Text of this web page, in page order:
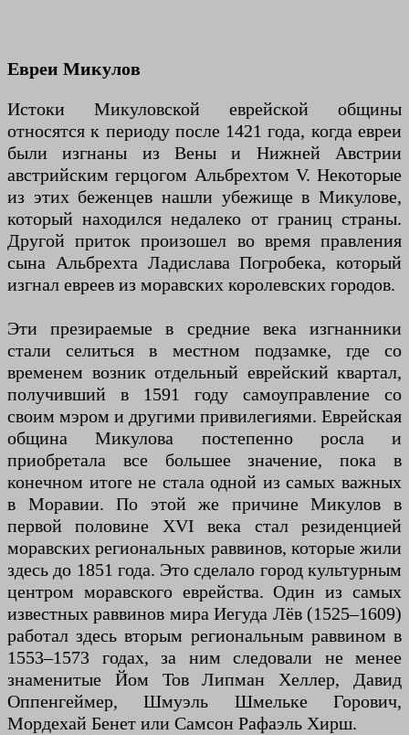
Евреи Микулов
Истоки Микуловской еврейской общины
относятся к периоду после 1421 года, когда евреи
были изгнаны из Вены и Нижней Австрии
австрийским герцогом Альбрехтом V. Некоторые
из этих беженцев нашли убежище в Микулове,
который находился недалеко от границ страны.
Другой приток произошел во время правления
сына Альбрехта Ладислава Погробека, который
изгнал евреев из моравских королевских городов.
Эти презираемые в средние века изгнанники
стали селиться в местном подзамке, где со
временем возник отдельный еврейский квартал,
получивший в 1591 году самоуправление со
своим мэром и другими привилегиями. Еврейская
община Микулова постепенно росла и
приобретала все большее значение, пока в
конечном итоге не стала одной из самых важных
в Моравии. По этой же причине Микулов в
первой половине XVI века стал резиденцией
моравских региональных раввинов, которые жили
здесь до 1851 года. Это сделало город культурным
центром моравского еврейства. Один из самых
известных раввинов мира Иегуда Лёв (1525–1609)
работал здесь вторым региональным раввином в
1553–1573 годах, за ним следовали не менее
знаменитые Йом Тов Липман Хеллер, Давид
Оппенгеймер, Шмуэль Шмельке Горович,
Мордехай Бенет или Самсон Рафаэль Хирш.